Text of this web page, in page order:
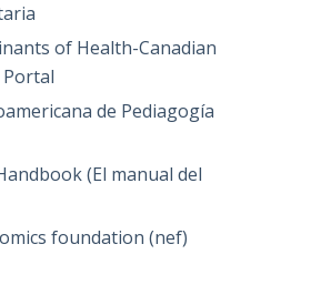
of Health-Canadian
Portal
de Pediagogía
(El manual del
foundation (nef)